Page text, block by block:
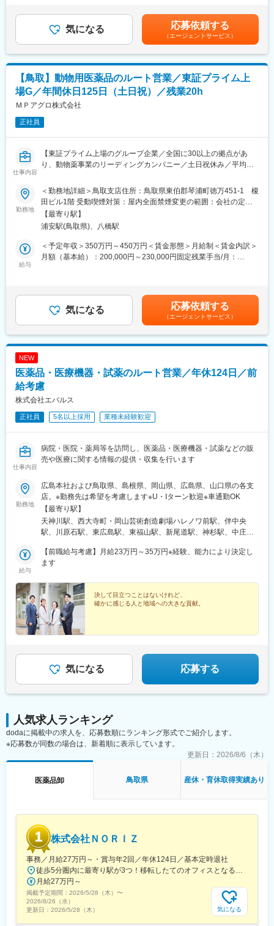
がんなどの病気を調べるため、組織や細胞を非常に薄く切り出す
装置や、検査用標本を作製する機器です。正確な診断を行うため
に、高い精度と安定性が求められます。
具合を直す」のが役割です。
■1日の働き方イメージ
・1日あたり1～2件の施設を訪問
・入社後約1年を目安に社用車を貸与
・社用車での直行直帰が可能です
■緊急対応・働き方について
・緊急連絡はカスタマーセンターを経由して対応
・夜間の突発的な呼び出しはほとんどありません
※出勤時は代休取得または手当支給あり
■組織体制：
メンテナンス西日本部（岡山、広島、米子、松山、徳島の5サービ
■入社後のフォロー
■サクラグループとは
サクラグループは、医療分野における感染対策（滅菌）と病理診
断を事業の柱とする医療機器グループです。
り国内トップクラスのシェアを有し、全国の病院・大学・研究機
関に導入実績があります。
同社サクラエンジニアリングは、グループ製品の設置・保守を専
門に担い、医療現場が安全に機器を使い続けられる環境を支えて
います。
医療インフラを支える事業特性から、景気変動の影響を受けにく
く、安定した需要がある点が大きな特長です。
変更の範囲：会社の定める業務
家族手当（子供8,000円/人、両親3,000円/人）、サービスエンジニ
ア手当9,000円(入社5年後人事評価後2万円）賃金はあくまでも目
安の金額であり、選考を通じて上下する可能性があります。月給
(月額)は固定手当を含めた表記です。
気になる 応募依頼する
（エージェントサービス）
【鳥取】動物用医薬品のルート営業／東証プライム上
場G／年間休日125日（土日祝）／残業20h
ＭＰアグロ株式会社
正社員
仕事内容
【東証プライム上場のグループ企業／全国に30以上の拠点があ
り、動物薬事業のリーディングカンパニー／土日祝休み／平均残
■仕事内容
主に畜産農家・動物病院を対象とした動物用医薬品、衛生資材、
飼料などを提案するルート営業です。食の安全やペットの暮らし
に貢献するやりがいのある仕事です。
■動物用医薬品・ワクチン・飼料等の提案・販売
■受発注・見積書作成などの営業に付随する事務作業
・取扱商品…動物用医薬品・機器、衛生資材、混合飼料、サプリ
メント、フードなど小動物・畜産動物に関わる商品の販売など
●出社後／メール確認、訪問準備/メーカー担当者と打合せ
●営業開始／営業車を利用し、1日5～8件程度のお得意様を訪問し
ます
●退社（基本は19時前には退社できます）
績ほか、行動評価として目標に対して起こした行動内容など、職
務等級に応じた評価をしていきます。無理な目標や数字に対する
来、信頼関係を築くことが出来ればおのずと実績もついてくる環
境です。
■研修について
メーカー勉強会等で商品知識を習得していただきます。また、薬
医薬品卸の社員として必要な知識も習得していただきます。
グループ全体で生産性向上、残業時間の抑制の取り組みを実施し
ており、残業は20時間程度、19:00には退社できるように各支店
で取り組んでいます。
■キャリアパス
メンバー→リーダー→支店長→部長とキャリアアップをしていき
変更の範囲：会社の定める業務
勤務地
＜勤務地詳細＞鳥取支店住所：鳥取県東伯郡琴浦町徳万451-1 榎
田ビル1階 受動喫煙対策：屋内全面禁煙変更の範囲：会社の定め
る事業所
【最寄り駅】
浦安駅(鳥取県)、八橋駅
給与
＜予定年収＞350万円～450万円＜賃金形態＞月給制＜賃金内訳＞
月額（基本給）：200,000円～230,000円固定残業手当/月：
残業代制 超過分別途支給 固定残業代の時間：20時間/月 賞
与実績 昨年度実績年２回（6月、12月支給 合計5.15ヶ月） ※初
年度の賞与は社内規定により独自計算の上で支給となります。賃
金はあくまでも目安の金額であり、選考を通じて上下する可能性
があります。月給(月額)は固定手当を含めた表記です。
気になる 応募依頼する
（エージェントサービス）
NEW
医薬品・医療機器・試薬のルート営業／年休124日／前
給考慮
株式会社エバルス
正社員 5名以上採用 業種未経験歓迎
仕事内容
病院・医院・薬局等を訪問し、医薬品・医療機器・試薬などの販
売や医療に関する情報の提供・収集を行います
勤務地
広島本社および鳥取県、島根県、岡山県、広島県、山口県の各支
店。※勤務先は希望を考慮します※U・Iターン歓迎※車通勤OK
【最寄り駅】
天神川駅、西大寺町・岡山芸術創造劇場ハレノワ前駅、伴中央
駅、川原石駅、東広島駅、東福山駅、新尾道駅、神杉駅、中庄
駅、倉吉駅、湖山駅、嘉川駅、通津駅、萩駅、周防花岡駅、新下
関駅、新西大寺町筋駅、田町駅(岡山県)
給与
【前職給与考慮】月給23万円～35万円※経験、能力により決定し
ます
決して目立つことはないけれど、
確かに感じる人と地域への大きな貢献。
気になる 応募する
人気求人ランキング
dodaに掲載中の求人を、応募数順にランキング形式でご紹介します。
※応募数が同数の場合は、新着順に表示しています。
更新日： 2026/8/6（木）
医薬品卸 鳥取県 産休・育休取得実績あり
株式会社ＮＯＲＩＺ
事務／月給27万円～・賞与年2回／年休124日／基本定時退社
月給27万円～
掲載予定期間： 2026/5/28（木） 〜
2026/8/26（水）
更新日： 2026/5/28（木） 気になる